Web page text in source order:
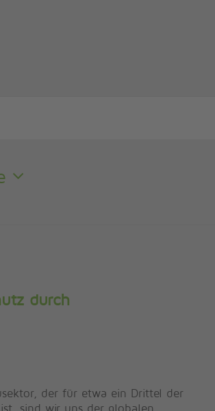
durch
der für etwa ein Drittel der